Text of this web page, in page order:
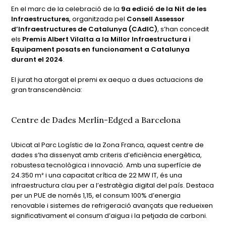
En el marc de la celebració de la 9a edició de la Nit de les
Infraestructures, organitzada pel Consell Assessor
d’Infraestructures de Catalunya (CAdIC), s’han concedit
els Premis Albert Vilalta a la Millor Infraestructura i
Equipament posats en funcionament a Catalunya
durant el 2024.
El jurat ha atorgat el premi ex aequo a dues actuacions de
gran transcendència:
Centre de Dades Merlín-Edged a Barcelona
Ubicat al Parc Logístic de la Zona Franca, aquest centre de
dades s’ha dissenyat amb criteris d’eficiència energètica,
robustesa tecnològica i innovació. Amb una superfície de
24.350 m² i una capacitat crítica de 22 MW IT, és una
infraestructura clau per a l’estratègia digital del país. Destaca
per un PUE de només 1,15, el consum 100% d’energia
renovable i sistemes de refrigeració avançats que redueixen
significativament el consum d’aigua i la petjada de carboni.